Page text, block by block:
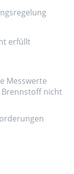
erfüllt
Messwerte
nicht